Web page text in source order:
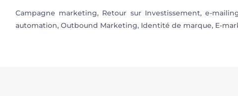
Campagne marketing, Retour sur Investissement, e-
automation, Outbound Marketing, Identité de marque, E-